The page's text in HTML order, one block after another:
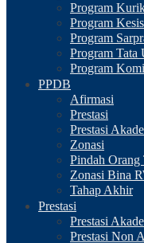
Program
Program
Program
Program Tata
Program
PPDB
Afirmasi
Prestasi
Prestasi
Zonasi
Pindah Orang
Zonasi Bina
Tahap Akhir
Prestasi
Prestasi
Prestasi Non